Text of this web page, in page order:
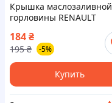
Крышка маслозаливной
горловины RENAULT
TRAFIC 2.5dCi OEM
8200062947 (AIC) ВС4 VE
184₴
195 ₴ -5%
Купить